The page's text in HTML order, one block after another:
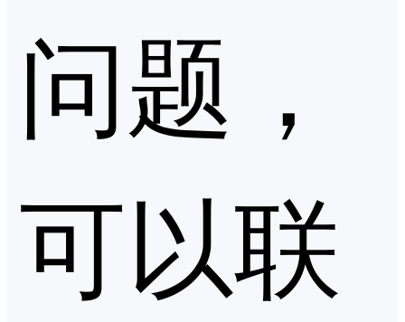
问题，
可以联